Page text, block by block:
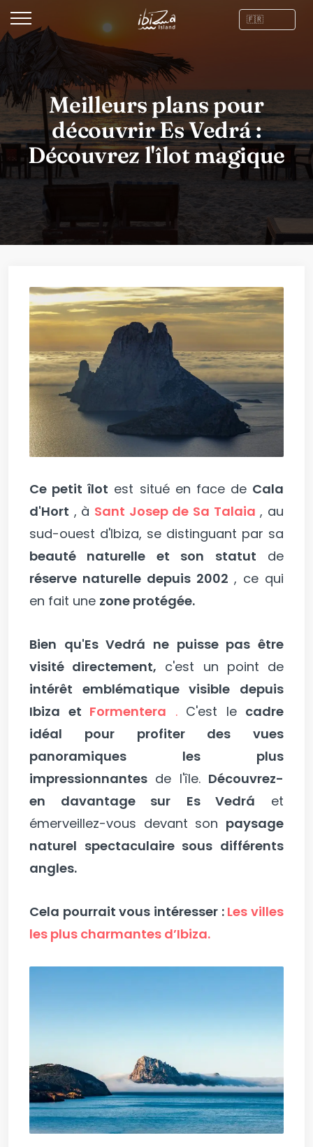
Meilleurs plans pour
découvrir Es Vedrá :
Découvrez l'îlot magique
Ce petit îlot est situé en face de Cala
d'Hort , à Sant Josep de Sa Talaia , au
sud-ouest d'Ibiza, se distinguant par sa
beauté naturelle et son statut de
réserve naturelle depuis 2002 , ce qui
en fait une zone protégée.
Bien qu'Es Vedrá ne puisse pas être
visité directement, c'est un point de
intérêt emblématique visible depuis
Ibiza et Formentera .C'est le cadre
idéal pour profiter des vues
panoramiques les plus
impressionnantes de l'île. Découvrez-
en davantage sur
Es Vedrá et
émerveillez-vous devant son paysage
naturel spectaculaire sous différents
angles.
Cela pourrait vous intéresser : Les villes
les plus charmantes d’Ibiza.